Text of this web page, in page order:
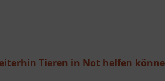
Tieren in Not helfen